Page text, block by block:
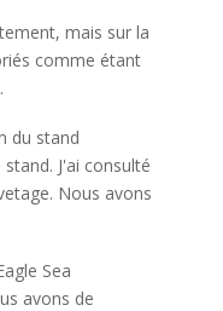
mais sur la
comme étant
du stand
J'ai consulté
Nous avons
Sea
avons de